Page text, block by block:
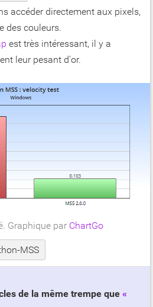
accéder directement aux pixels,
des couleurs.
est très intéressant, il y a
leur pesant d'or.
Graphique par ChartGo
MSS
de la même trempe que